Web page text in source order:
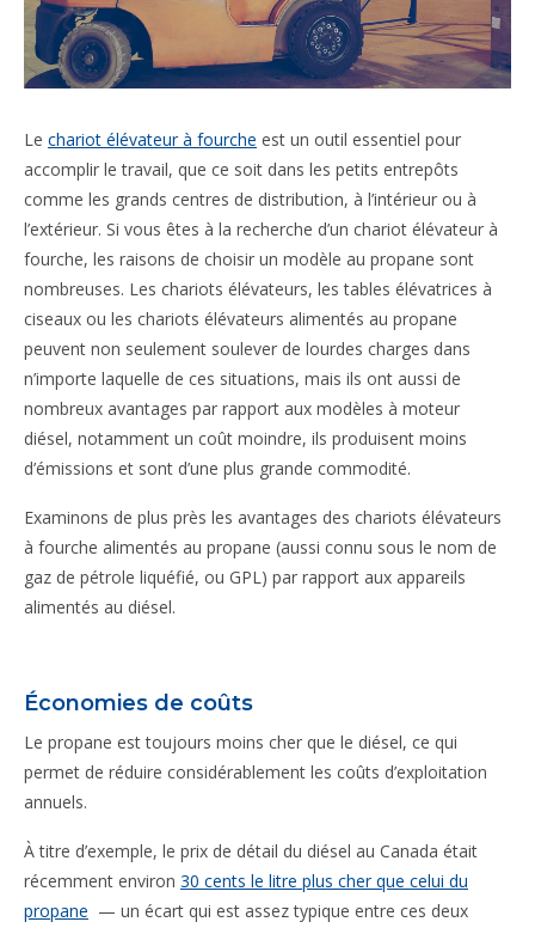
Le chariot élévateur à fourche est un outil essentiel pour
accomplir le travail, que ce soit dans les petits entrepôts
comme les grands centres de distribution, à l’intérieur ou à
l’extérieur. Si vous êtes à la recherche d’un chariot élévateur à
fourche, les raisons de choisir un modèle au propane sont
nombreuses. Les chariots élévateurs, les tables élévatrices à
ciseaux ou les chariots élévateurs alimentés au propane
peuvent non seulement soulever de lourdes charges dans
n’importe laquelle de ces situations, mais ils ont aussi de
nombreux avantages par rapport aux modèles à moteur
diésel, notamment un coût moindre, ils produisent moins
d’émissions et sont d’une plus grande commodité.
Examinons de plus près les avantages des chariots élévateurs
à fourche alimentés au propane (aussi connu sous le nom de
gaz de pétrole liquéfié, ou GPL) par rapport aux appareils
alimentés au diésel.
Économies de coûts
Le propane est toujours moins cher que le diésel, ce qui
permet de réduire considérablement les coûts d’exploitation
annuels.
À titre d’exemple, le prix de détail du diésel au Canada était
récemment environ 30 cents le litre plus cher que celui du
propane — un écart qui est assez typique entre ces deux